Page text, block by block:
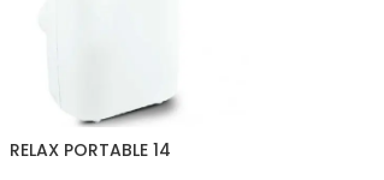
RELAX PORTABLE 14